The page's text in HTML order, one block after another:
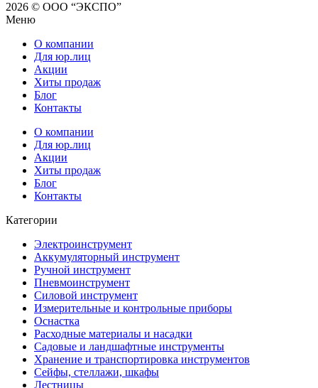
2026 © ООО “ЭКСПО”
Меню
О компании
Для юр.лиц
Акции
Хиты продаж
Блог
Контакты
О компании
Для юр.лиц
Акции
Хиты продаж
Блог
Контакты
Категории
Электроинструмент
Аккумуляторный инструмент
Ручной инструмент
Пневмоинструмент
Силовой инструмент
Измерительные и контрольные приборы
Оснастка
Расходные материалы и насадки
Садовые и ландшафтные инструменты
Хранение и транспортировка инструментов
Сейфы, стеллажи, шкафы
Лестницы